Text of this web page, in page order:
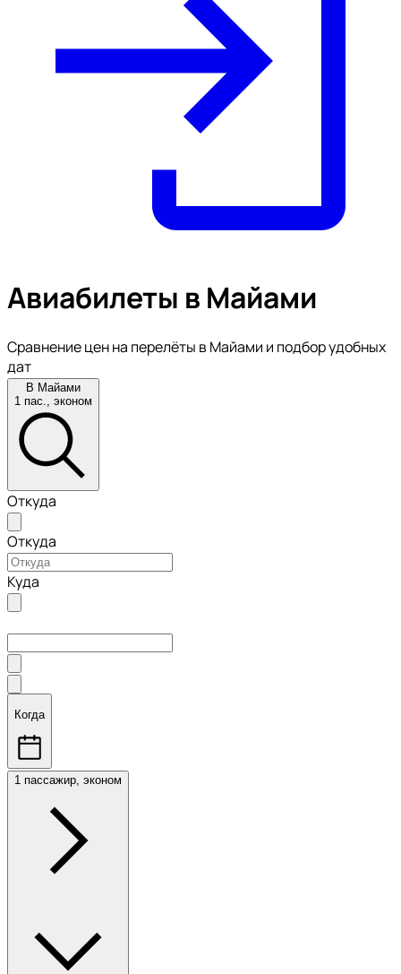
Авиабилеты в Майами
Сравнение цен на перелёты в Майами и подбор удобных
дат
В Майами
1 пас., эконом
Откуда
Откуда
Куда
Когда
1 пассажир, эконом